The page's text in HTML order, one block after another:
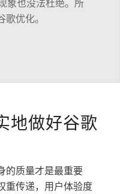
象也没法杜绝。所
优化。
地做好谷歌
的质量才是最重要
重传递，用户体验度